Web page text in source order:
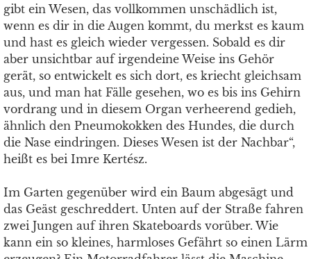
gibt ein Wesen, das vollkommen unschädlich ist,
wenn es dir in die Augen kommt, du merkst es kaum
und hast es gleich wieder vergessen. Sobald es dir
aber unsichtbar auf irgendeine Weise ins Gehör
gerät, so entwickelt es sich dort, es kriecht gleichsam
aus, und man hat Fälle gesehen, wo es bis ins Gehirn
vordrang und in diesem Organ verheerend gedieh,
ähnlich den Pneumokokken des Hundes, die durch
die Nase eindringen. Dieses Wesen ist der Nachbar“,
heißt es bei Imre Kertész.
Im Garten gegenüber wird ein Baum abgesägt und
das Geäst geschreddert. Unten auf der Straße fahren
zwei Jungen auf ihren Skateboards vorüber. Wie
kann ein so kleines, harmloses Gefährt so einen Lärm